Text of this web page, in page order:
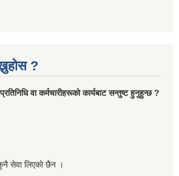
?
वा कर्मचारीहरूकाे कार्यबाट सन्तुष्ट हुनुहुन्छ ?
सेवा लिएकाे छैन ।